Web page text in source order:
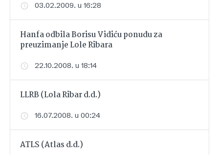
03.02.2009. u 16:28
Hanfa odbila Borisu Vidiću ponudu za
preuzimanje Lole Ribara
22.10.2008. u 18:14
LLRB (Lola Ribar d.d.)
16.07.2008. u 00:24
ATLS (Atlas d.d.)